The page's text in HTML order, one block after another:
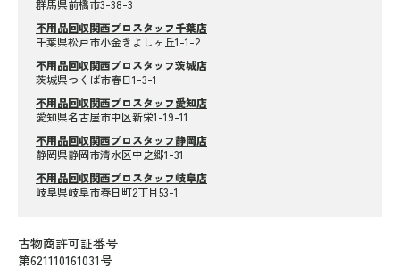
群馬県前橋市3-38-3
不用品回収関西プロスタッフ千葉店
千葉県松戸市小金きよしヶ丘1-1-2
不用品回収関西プロスタッフ茨城店
茨城県つくば市春日1-3-1
不用品回収関西プロスタッフ愛知店
愛知県名古屋市中区新栄1-19-11
不用品回収関西プロスタッフ静岡店
静岡県静岡市清水区中之郷1-31
不用品回収関西プロスタッフ岐阜店
岐阜県岐阜市春日町2丁目53-1
古物商許可証番号
第621110161031号